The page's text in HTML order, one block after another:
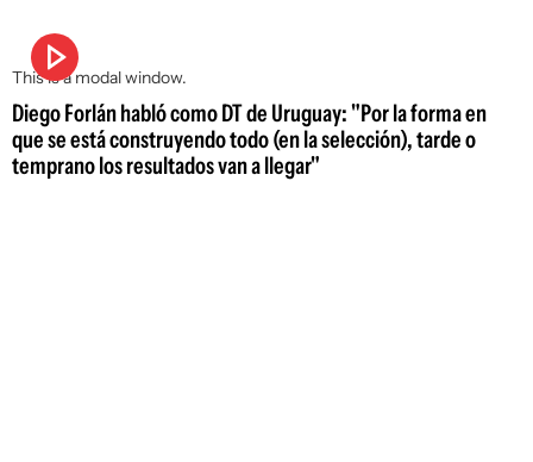
This is a modal window.
Diego Forlán habló como DT de Uruguay: "Por la forma en
que se está construyendo todo (en la selección), tarde o
temprano los resultados van a llegar"